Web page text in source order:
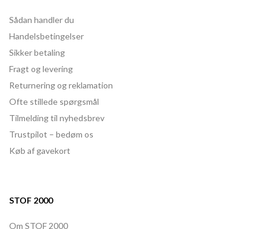
Sådan handler du
Handelsbetingelser
Sikker betaling
Fragt og levering
Returnering og reklamation
Ofte stillede spørgsmål
Tilmelding til nyhedsbrev
Trustpilot – bedøm os
Køb af gavekort
STOF 2000
Om STOF 2000